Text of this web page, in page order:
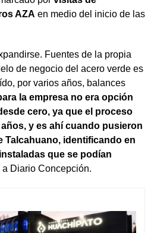
AZA en medio del inicio de las
Fuentes de la propia
de negocio del acero verde es
por varios años, balances
la empresa no era opción
cero, ya que el proceso
y es ahí cuando pusieron
Talcahuano, identificando en
que se podían
a Diario Concepción.